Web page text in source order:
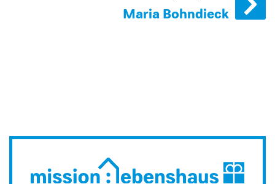
Maria Bohndieck